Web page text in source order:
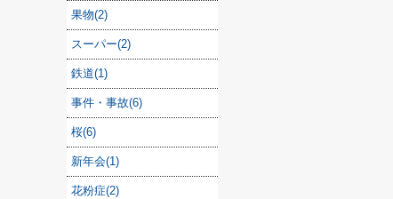
果物(2)
スーパー(2)
鉄道(1)
事件・事故(6)
桜(6)
新年会(1)
花粉症(2)